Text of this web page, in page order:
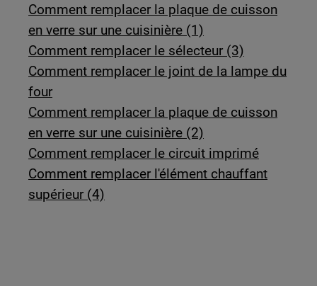
Comment remplacer la plaque de cuisson
en verre sur une cuisinière (1)
Comment remplacer le sélecteur (3)
Comment remplacer le joint de la lampe du
four
Comment remplacer la plaque de cuisson
en verre sur une cuisinière (2)
Comment remplacer le circuit imprimé
Comment remplacer l'élément chauffant
supérieur (4)